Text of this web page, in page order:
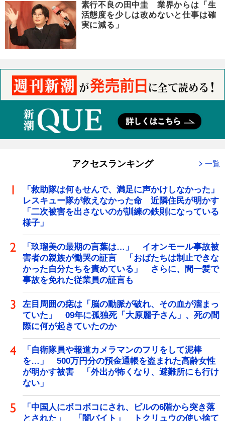
素行不良の田中圭 業界からは「生
活態度を少しは改めないと仕事は確
実に減る」
アクセスランキング 一覧
「救助隊は何もせんで、満足に声かけしなかった」
レスキュー隊が救えなかった命 近隣住民が明かす
「二次被害を出さないのが訓練の鉄則になっている
様子」
「玖瑠美の最期の言葉は…」 イオンモール事故被
害者の親族が慟哭の証言 「おばたちは制止できな
かった自分たちを責めている」 さらに、間一髪で
事故を免れた従業員の証言も
左目周囲の痣は「脳の動脈が破れ、その血が溜まっ
ていた」 09年に孤独死「大原麗子さん」、死の間
際に何が起きていたのか
「自衛隊員や報道カメラマンのフリをして泥棒
を…」 500万円分の預金通帳を盗まれた高齢女性
が明かす被害 「外出が怖くなり、避難所にも行け
ない」
「中国人にボコボコにされ、ビルの6階から突き落
とされた」 「闇バイト」 トクリュウの使い捨て